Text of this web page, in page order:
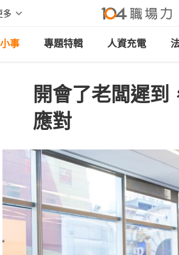
多
事 專題特輯 人資充電
開會了老闆遲到
應對